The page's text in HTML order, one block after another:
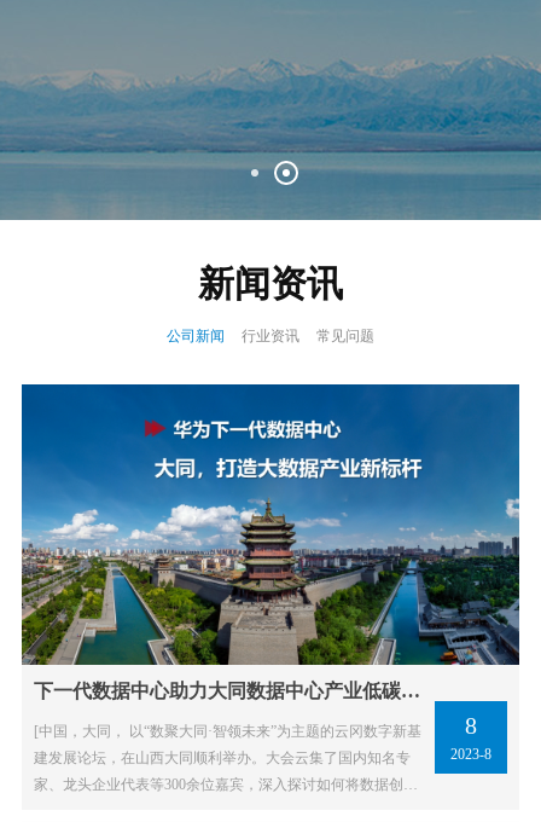
新闻资讯
公司新闻 行业资讯 常见问题
下一代数据中心助力大同数据中心产业低碳发展
[中国，大同， 以“数聚大同·智领未来”为主题的云冈数字新基
建发展论坛，在山西大同顺利举办。大会云集了国内知名专
家、龙头企业代表等300余位嘉宾，深入探讨如何将数据创新
8
2023-8